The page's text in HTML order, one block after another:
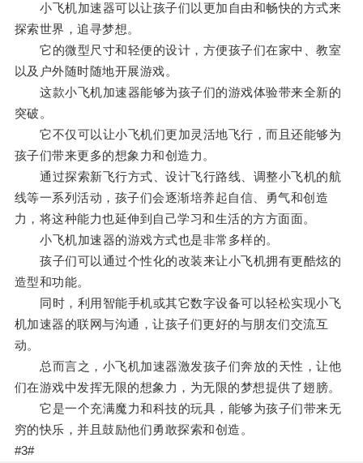
小飞机加速器可以让孩子们以更加自由和畅快的方式来
探索世界，追寻梦想。
它的微型尺寸和轻便的设计，方便孩子们在家中、教室
以及户外随时随地开展游戏。
这款小飞机加速器能够为孩子们的游戏体验带来全新的
突破。
它不仅可以让小飞机们更加灵活地飞行，而且还能够为
孩子们带来更多的想象力和创造力。
通过探索新飞行方式、设计飞行路线、调整小飞机的航
线等一系列活动，孩子们会逐渐培养起自信、勇气和创造
力，将这种能力也延伸到自己学习和生活的方方面面。
小飞机加速器的游戏方式也是非常多样的。
孩子们可以通过个性化的改装来让小飞机拥有更酷炫的
造型和功能。
同时，利用智能手机或其它数字设备可以轻松实现小飞
机加速器的联网与沟通，让孩子们更好的与朋友们交流互
动。
总而言之，小飞机加速器激发孩子们奔放的天性，让他
们在游戏中发挥无限的想象力，为无限的梦想提供了翅膀。
它是一个充满魔力和科技的玩具，能够为孩子们带来无
穷的快乐，并且鼓励他们勇敢探索和创造。
#3#